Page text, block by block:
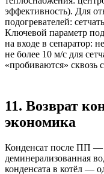
эффективность). Для
подогревателей:
Ключевой параметр
на входе в сепаратор:
не более 10 м/с для
«пробиваются» сквозь
11. Возврат
экономика
Конденсат после ПП —
деминерализованная
конденсата в котёл —